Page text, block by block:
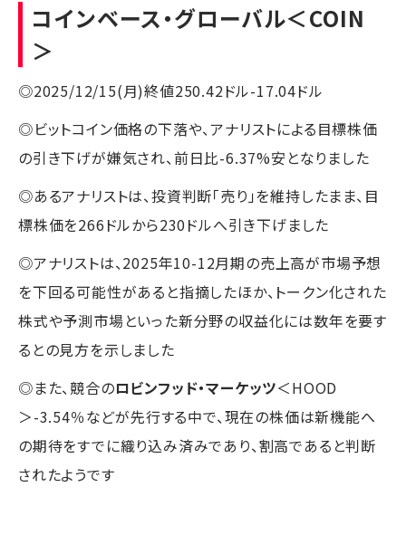
コインベース・グローバル＜COIN
＞
◎2025/12/15(月)終値250.42ドル-17.04ドル
◎ビットコイン価格の下落や、アナリストによる目標株価
の引き下げが嫌気され、前日比-6.37%安となりました
◎あるアナリストは、投資判断「売り」を維持したまま、目
標株価を266ドルから230ドルへ引き下げました
◎アナリストは、2025年10-12月期の売上高が市場予想
を下回る可能性があると指摘したほか、トークン化された
株式や予測市場といった新分野の収益化には数年を要す
るとの見方を示しました
◎また、競合のロビンフッド・マーケッツ＜HOOD
＞-3.54％などが先行する中で、現在の株価は新機能へ
の期待をすでに織り込み済みであり、割高であると判断
されたようです